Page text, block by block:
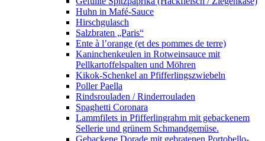
Huhn in Mafé-Sauce
Hirschgulasch
Salzbraten „Paris“
Ente à l’orange (et des pommes de terre)
Kaninchenkeulen in Rotweinsauce mit
Pellkartoffelspalten und Möhren
Kikok-Schenkel an Pfifferlingszwiebeln
Poller Paella
Rindsrouladen / Rinderrouladen
Spaghetti Coronara
Lammfilets in Pfifferlingrahm mit gebackenem
Sellerie und grünem Schmandgemüse.
Gebackene Dorade mit gebratenen Portobello-